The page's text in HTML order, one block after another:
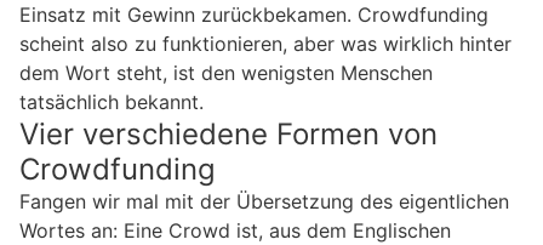
Einsatz mit Gewinn zurückbekamen. Crowdfunding
scheint also zu funktionieren, aber was wirklich hinter
dem Wort steht, ist den wenigsten Menschen
tatsächlich bekannt.
Vier verschiedene Formen von
Crowdfunding
Fangen wir mal mit der Übersetzung des eigentlichen
Wortes an: Eine Crowd ist, aus dem Englischen